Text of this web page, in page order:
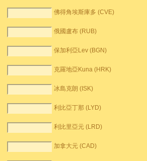
佛得角埃斯庫多 (CVE)
俄國盧布 (RUB)
保加利亞Lev (BGN)
克羅地亞Kuna (HRK)
冰島克朗 (ISK)
利比亞丁那 (LYD)
利比里亞元 (LRD)
加拿大元 (CAD)